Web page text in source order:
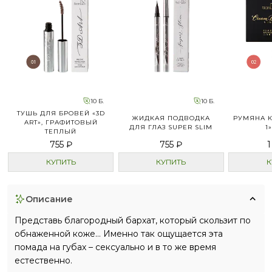
10 Б.
ТУШЬ ДЛЯ БРОВЕЙ «3D
ART», ГРАФИТОВЫЙ
ТЕПЛЫЙ
755 ₽
КУПИТЬ
10 Б.
ЖИДКАЯ ПОДВОДКА
ДЛЯ ГЛАЗ SUPER SLIM
755 ₽
КУПИТЬ
РУМЯНА
описание
Представь благородный бархат, который скользит по
обнаженной коже… Именно так ощущается эта
помада на губах – сексуально и в то же время
естественно.